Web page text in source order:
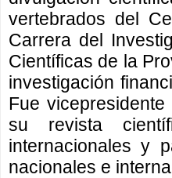
vertebrados del
Carrera del
Científicas de la
investigación
Fue
su revista
internacionales y
nacionales e